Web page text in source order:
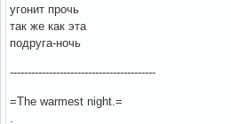
угонит прочь
так же как эта
подруга-ночь
-----------------------------------------
=The warmest night.=